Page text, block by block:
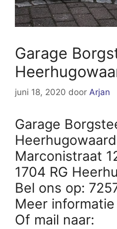
Garage
juni 18, 2020 door Arjan
Garage
Heerhugowaard
Marconistraat
1704 RG
Bel ons op:
Meer
Of mail naar: